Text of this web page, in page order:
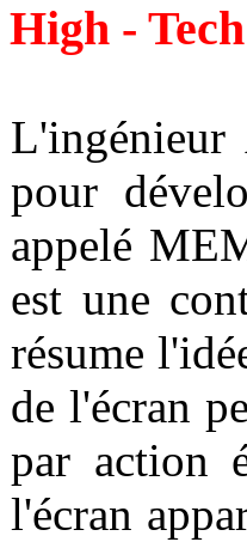
High - Tech
pour
appelé
est une
résume
de l'écran
par action
l'écran